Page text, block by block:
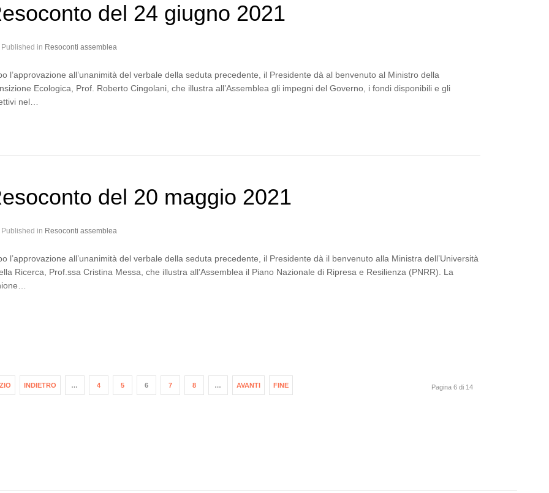
del 24 giugno 2021
Published in Resoconti assemblea
l’approvazione all’unanimità del verbale della seduta precedente, il Presidente dà al benvenuto al Ministro della
Ecologica, Prof. Roberto Cingolani, che illustra all’Assemblea gli impegni del Governo, i fondi disponibili e gli
nel…
del 20 maggio 2021
Published in Resoconti assemblea
l’approvazione all’unanimità del verbale della seduta precedente, il Presidente dà il benvenuto alla Ministra dell’Università
Ricerca, Prof.ssa Cristina Messa, che illustra all’Assemblea il Piano Nazionale di Ripresa e Resilienza (PNRR). La
INDIETRO … 4 5 6 7 8 … AVANTI FINE Pagina 6 di 14